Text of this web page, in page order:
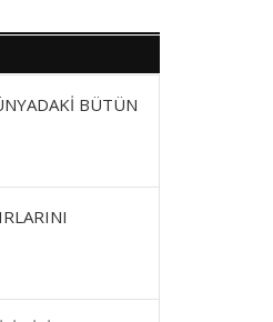
BÜTÜN